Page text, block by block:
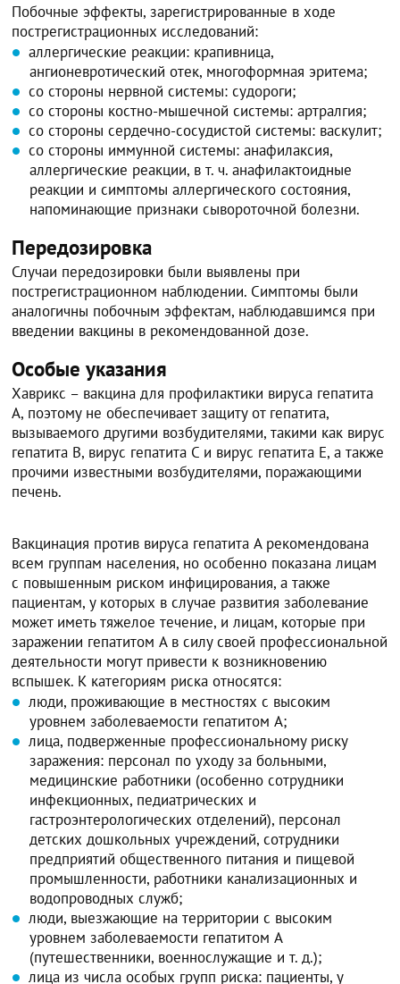
Побочные эффекты, зарегистрированные в ходе
пострегистрационных исследований:
аллергические реакции: крапивница,
ангионевротический отек, многоформная эритема;
со стороны нервной системы: судороги;
со стороны костно-мышечной системы: артралгия;
со стороны сердечно-сосудистой системы: васкулит;
со стороны иммунной системы: анафилаксия,
аллергические реакции, в т. ч. анафилактоидные
реакции и симптомы аллергического состояния,
напоминающие признаки сывороточной болезни.
Передозировка
Случаи передозировки были выявлены при
пострегистрационном наблюдении. Симптомы были
аналогичны побочным эффектам, наблюдавшимся при
введении вакцины в рекомендованной дозе.
Особые указания
Хаврикс – вакцина для профилактики вируса гепатита
A, поэтому не обеспечивает защиту от гепатита,
вызываемого другими возбудителями, такими как вирус
гепатита B, вирус гепатита C и вирус гепатита E, а также
прочими известными возбудителями, поражающими
печень.
Вакцинация против вируса гепатита A рекомендована
всем группам населения, но особенно показана лицам
с повышенным риском инфицирования, а также
пациентам, у которых в случае развития заболевание
может иметь тяжелое течение, и лицам, которые при
заражении гепатитом A в силу своей профессиональной
деятельности могут привести к возникновению
вспышек. К категориям риска относятся:
люди, проживающие в местностях с высоким
уровнем заболеваемости гепатитом A;
лица, подверженные профессиональному риску
заражения: персонал по уходу за больными,
медицинские работники (особенно сотрудники
инфекционных, педиатрических и
гастроэнтерологических отделений), персонал
детских дошкольных учреждений, сотрудники
предприятий общественного питания и пищевой
промышленности, работники канализационных и
водопроводных служб;
люди, выезжающие на территории с высоким
уровнем заболеваемости гепатитом A
(путешественники, военнослужащие и т. д.);
лица из числа особых групп риска: пациенты, у